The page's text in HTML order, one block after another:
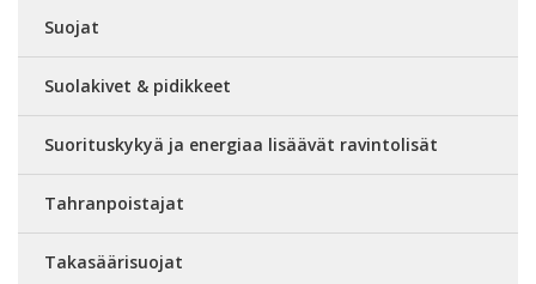
Suojat
Suolakivet & pidikkeet
Suorituskykyä ja energiaa lisäävät ravintolisät
Tahranpoistajat
Takasäärisuojat